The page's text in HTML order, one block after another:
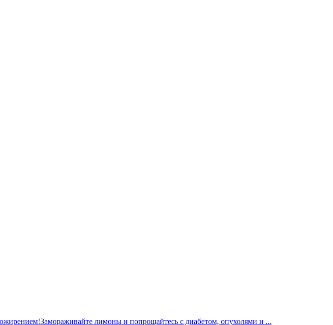
Замораживайте лимоны и попрощайтесь с диабетом, опухолями и ...